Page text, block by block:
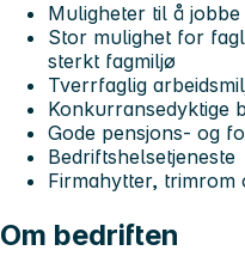
Muligheter til å
Stor mulighet for
sterkt fagmiljø
Tverrfaglig
Konkurransedyktige
Gode pensjons- og
Bedriftshelsetjeneste
Firmahytter, trimrom
Om bedriften